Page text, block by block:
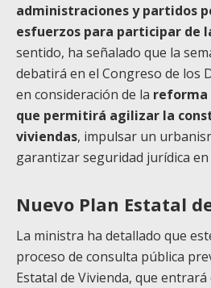
administraciones y partidos
esfuerzos para participar de
sentido, ha señalado que la
debatirá en el Congreso de los
en consideración de la reforma
que permitirá agilizar la
viviendas, impulsar un
garantizar seguridad jurídica en
Nuevo Plan Estatal
La ministra ha detallado que
proceso de consulta pública
Estatal de Vivienda, que